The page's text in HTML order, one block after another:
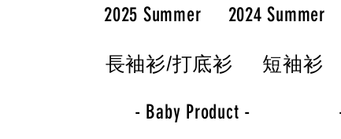
2025 Summer 2024 Summer
長袖衫/打底衫 短袖衫
- Baby Product -